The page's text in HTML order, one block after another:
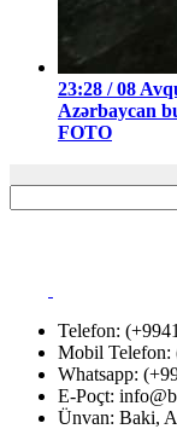
23:28 / 08
Azərbaycan
FOTO
Telefon:
Mobil Telefon:
Whatsapp:
E-Poçt:
Ünvan: Baki,